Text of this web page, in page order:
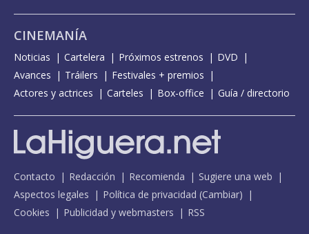
CINEMANÍA
Noticias Cartelera Próximos estrenos
DVD
Avances
Tráilers
Festivales + premios
Actores y actrices
Carteles Box-office Guía / directorio
Contacto Redacción Recomienda
Sugiere una web
Aspectos legales
Política de privacidad (Cambiar)
Cookies
Publicidad y webmasters RSS